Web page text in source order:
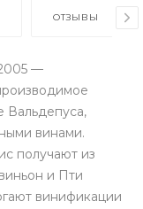
ОТЗЫВЫ
—
Вальдепуса,
винами.
получают из
и Пти
винификации